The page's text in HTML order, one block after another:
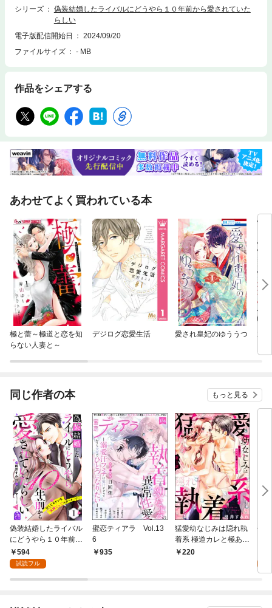
シリーズ
偽装結婚したライバルにどうやら１０年前から愛されていた
らしい
電子版配信開始日
2024/09/20
ファイルサイズ
- MB
作品をシェアする
あわせてよく買われている本
極と蕾～極道と恋を知
らない人妻と～
デジログ恋愛生活 愛され皇妃のゆううつ
同じ作者の本 もっと見る
偽装結婚したライバル
にどうやら１０年前か
ら愛されていたらしい
（１）
594
試読フル
蜜恋ティアラ Vol.13
6
935
猛愛幼なじみは隠れ執
着系 極道カレと極あま
同棲はじめました（分
220
偽
い